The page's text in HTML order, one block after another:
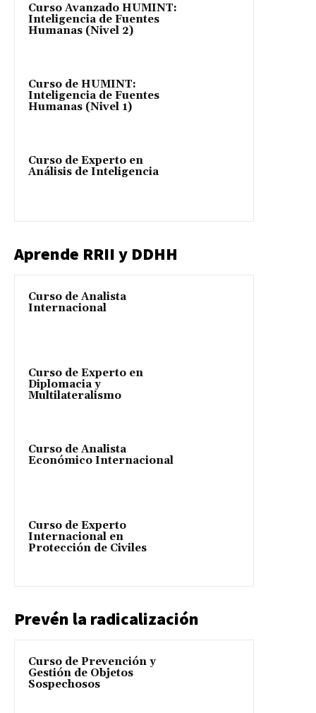
Curso Avanzado HUMINT:
Inteligencia de Fuentes
Humanas (Nivel 2)
Curso de HUMINT:
Inteligencia de Fuentes
Humanas (Nivel 1)
Curso de Experto en
Análisis de Inteligencia
Aprende RRII y DDHH
Curso de Analista
Internacional
Curso de Experto en
Diplomacia y
Multilateralismo
Curso de Analista
Económico Internacional
Curso de Experto
Internacional en
Protección de Civiles
Prevén la radicalización
Curso de Prevención y
Gestión de Objetos
Sospechosos